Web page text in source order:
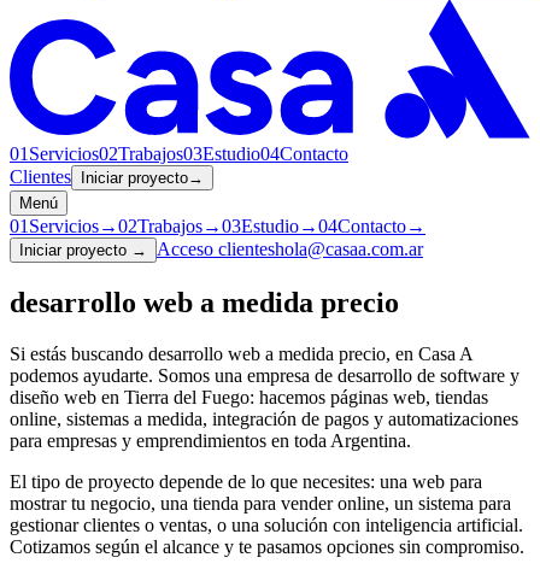
01 Servicios02Trabajos03Estudio04Contacto
Clientes
Iniciar proyecto→
Menú
01 Servicios→02Trabajos→03Estudio→04Contacto→
Iniciar proyecto → Acceso clienteshola@casaa.com.ar
desarrollo web a medida precio
Si estás buscando desarrollo web a medida precio, en Casa A
podemos ayudarte. Somos una empresa de desarrollo de software y
diseño web en Tierra del Fuego: hacemos páginas web, tiendas
online, sistemas a medida, integración de pagos y automatizaciones
para empresas y emprendimientos en toda Argentina.
El tipo de proyecto depende de lo que necesites: una web para
mostrar tu negocio, una tienda para vender online, un sistema para
gestionar clientes o ventas, o una solución con inteligencia artificial.
Cotizamos según el alcance y te pasamos opciones sin compromiso.